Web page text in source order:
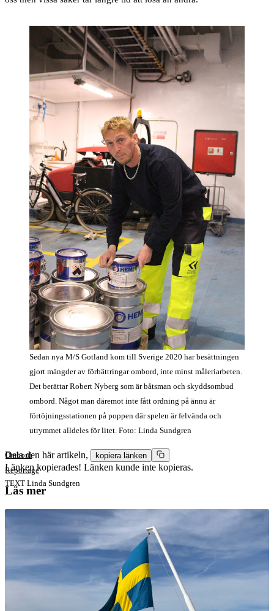
Sedan nya M/S Gotland kom till Sverige 2020 har besättningen
gjort mängder av förbättringar ombord, inte minst måleriarbeten.
Det berättar Robert Nyberg som är båtsman och skyddsombud
ombord. Något man däremot inte fått ordning på ännu är
förtöjningsstationen på poppen där spelen är felvända och
utrymmet alldeles för litet. Foto: Linda Sundgren
Ombord
Reportage
TEXT Linda Sundgren
Dela den här artikeln, kopiera länken
Länken kopierades! Länken kunde inte kopieras.
Läs mer